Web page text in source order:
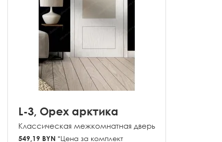
L-3, Орех арктика
Классическая межкомнатная дверь
549,19 BYN *Цена за комплект